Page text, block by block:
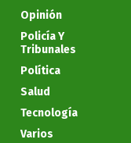
Opinión
Policía Y
Tribunales
Política
Salud
Tecnología
Varios